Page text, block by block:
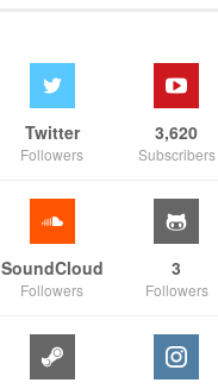
Twitter
Followers
3,620
Subscribers
SoundCloud
Followers
3
Followers